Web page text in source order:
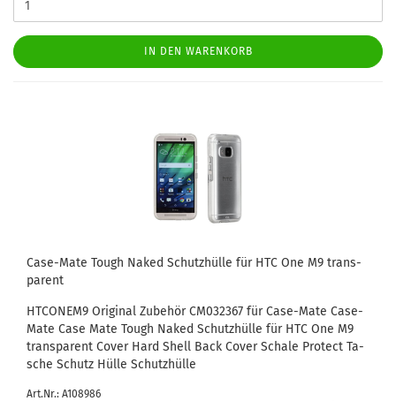
IN DEN WARENKORB
Case-​Mate Tough Naked Schutz­hül­le für HTC One M9 trans­
pa­rent
HTCONEM9 Ori­gi­nal Zu­be­hör CM032367 für Case-​Mate Ca­se­
Ma­te Case Mate Tough Naked Schutz­hül­le für HTC One M9
trans­pa­rent Cover Hard Shell Back Cover Scha­le Pro­tect Ta­
sche Schutz Hülle Schutz­hül­le
Art.Nr.: A108986